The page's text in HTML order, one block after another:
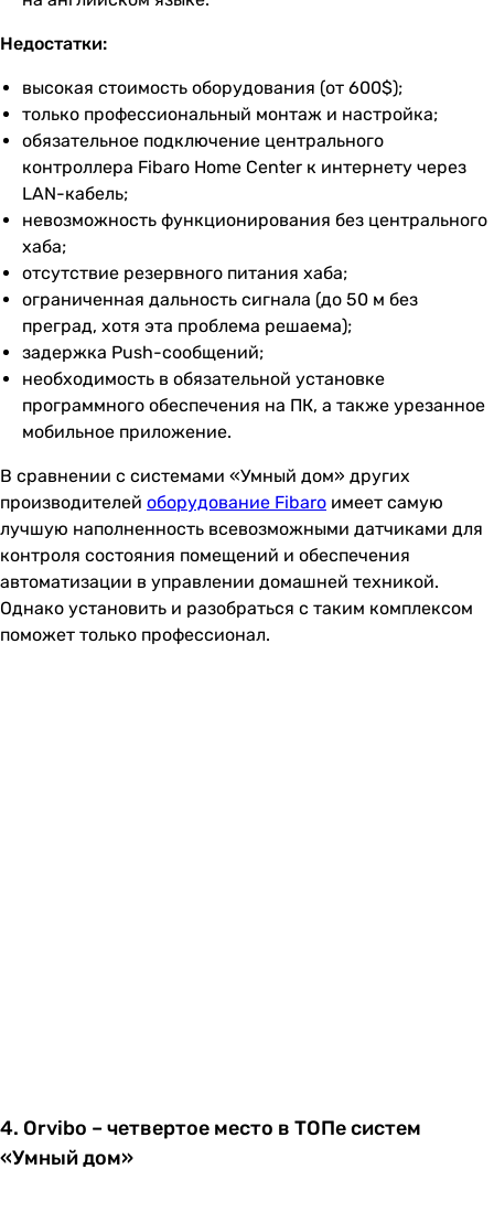
Недостатки:
высокая стоимость оборудования (от 600$);
только профессиональный монтаж и настройка;
обязательное подключение центрального
контроллера Fibaro Home Center к интернету через
LAN-кабель;
невозможность функционирования без центрального
хаба;
отсутствие резервного питания хаба;
ограниченная дальность сигнала (до 50 м без
преград, хотя эта проблема решаема);
задержка Push-сообщений;
необходимость в обязательной установке
программного обеспечения на ПК, а также урезанное
мобильное приложение.
В сравнении с системами «Умный дом» других
производителей оборудование Fibaro имеет самую
лучшую наполненность всевозможными датчиками для
контроля состояния помещений и обеспечения
автоматизации в управлении домашней техникой.
Однако установить и разобраться с таким комплексом
поможет только профессионал.
4. Orvibo – четвертое место в ТОПе систем
«Умный дом»